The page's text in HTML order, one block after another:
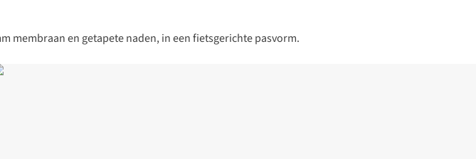
membraan en getapete naden, in een fietsgerichte pasvorm.